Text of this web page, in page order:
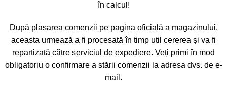
în calcul!
După plasarea comenzii pe pagina oficială a magazinului,
aceasta urmează a fi procesată în timp util cererea și va fi
repartizată către serviciul de expediere. Veți primi în mod
obligatoriu o confirmare a stării comenzii la adresa dvs. de e-
mail.